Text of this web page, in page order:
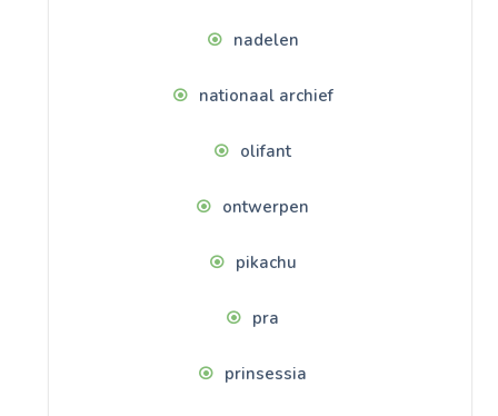
nadelen
nationaal archief
olifant
ontwerpen
pikachu
pra
prinsessia